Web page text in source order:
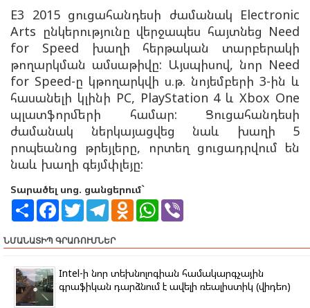
E3 2015 ցուցահանդեսի ժամանակ Electronic
Arts ընկերությունը վերջապես հայտնեց Need
for Speed խաղի հերթական տարբերակի
թողարկման ամսաթիվը: Այսպիսով, նոր Need
for Speed-ը կթողարկվի ս.թ. նոյեմբերի 3-ին և
հասանելի կլինի PC, PlayStation 4 և Xbox One
պլատֆորմերի համար: Ցուցահանդեսի
ժամանակ ներկայացվեց նաև խաղի 5
րոպեանոց թրեյլերը, որտեղ ցուցադրվում են
նաև խաղի գեյմփլեյը:
Տարածել սոց. ցանցերում`
S
r
e
F
e
b
o
k
T
w
t
t
r
T
e
g
a
m
O
k
a
s
s
W
s
p
p
r
ՆՄԱՆԱՏԻՊ ԳՐԱՌՈՒՄՆԵՐ
Intel-ի նոր տեխնոլոգիան համակարգչային
գրաֆիկան դարձնում է ավելի ռեալիստիկ (վիդեո)